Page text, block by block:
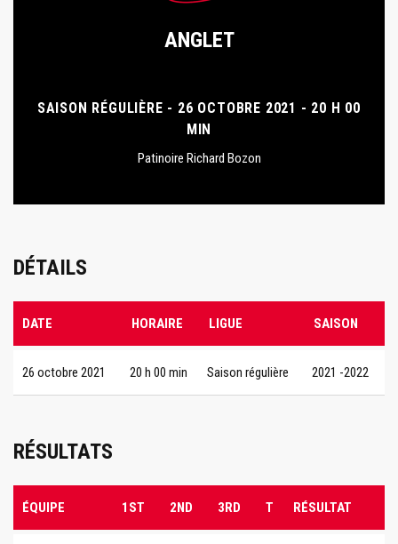
ANGLET
SAISON RÉGULIÈRE - 26 OCTOBRE 2021 - 20 H 00
MIN
Patinoire Richard Bozon
DÉTAILS
DATE HORAIRE LIGUE SAISON
26 octobre 2021 20 h 00 min Saison régulière 2021 -2022
RÉSULTATS
ÉQUIPE 1ST 2ND 3RD T RÉSULTAT